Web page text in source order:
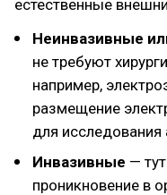
естественные
Неинвазивные
не требуют
например,
размещение
для исследования
Инвазивные —
проникновение в